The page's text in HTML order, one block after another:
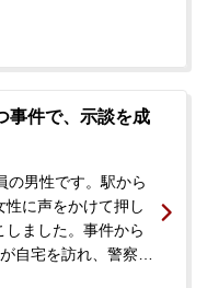
後日、依頼者は本
ました。その際、警
も終了したかのよ
、被害者の母親か
い」という趣旨の連
て相談に至りまし
事件で、示談を成
の男性です。駅から
に声をかけて押し
ました。事件から
自宅を訪れ、警察署